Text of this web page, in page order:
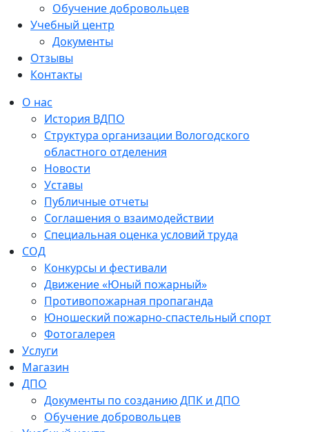
Обучение добровольцев
Учебный центр
Документы
Отзывы
Контакты
О нас
История ВДПО
Структура организации Вологодского
областного отделения
Новости
Уставы
Публичные отчеты
Соглашения о взаимодействии
Специальная оценка условий труда
СОД
Конкурсы и фестивали
Движение «Юный пожарный»
Противопожарная пропаганда
Юношеский пожарно-спастельный спорт
Фотогалерея
Услуги
Магазин
ДПО
Документы по созданию ДПК и ДПО
Обучение добровольцев